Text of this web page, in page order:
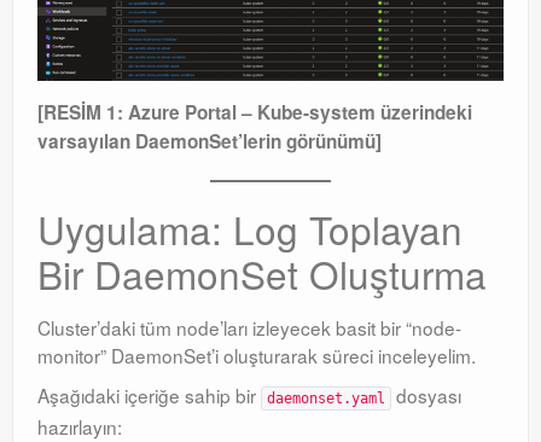
[RESİM 1: Azure Portal – Kube-system üzerindeki
varsayılan DaemonSet’lerin görünümü]
Uygulama: Log Toplayan
Bir DaemonSet Oluşturma
Cluster’daki tüm node’ları izleyecek basit bir “node-
monitor” DaemonSet’i oluşturarak süreci inceleyelim.
Aşağıdaki içeriğe sahip bir
daemonset.yaml
dosyası
hazırlayın: